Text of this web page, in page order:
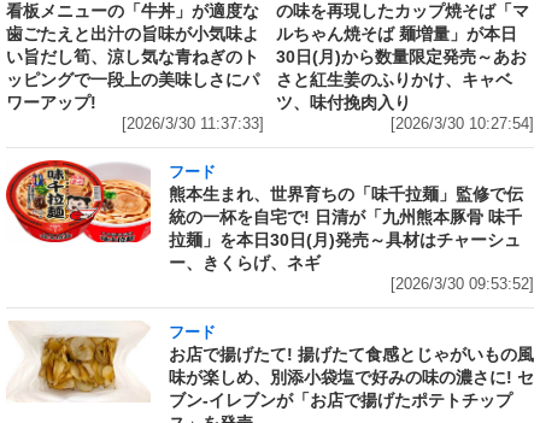
看板メニューの「牛丼」が適度な
歯ごたえと出汁の旨味が小気味よ
い旨だし筍、涼し気な青ねぎのト
ッピングで一段上の美味しさにパ
ワーアップ!
[2026/3/30 11:37:33]
の味を再現したカップ焼そば「マ
ルちゃん焼そば 麺増量」が本日
30日(月)から数量限定発売～あお
さと紅生姜のふりかけ、キャベ
ツ、味付挽肉入り
[2026/3/30 10:27:54]
フード
熊本生まれ、世界育ちの「味千拉麺」監修で伝
統の一杯を自宅で! 日清が「九州熊本豚骨 味千
拉麺」を本日30日(月)発売～具材はチャーシュ
ー、きくらげ、ネギ
[2026/3/30 09:53:52]
フード
お店で揚げたて! 揚げたて食感とじゃがいもの風
味が楽しめ、別添小袋塩で好みの味の濃さに! セ
ブン‐イレブンが「お店で揚げたポテトチップ